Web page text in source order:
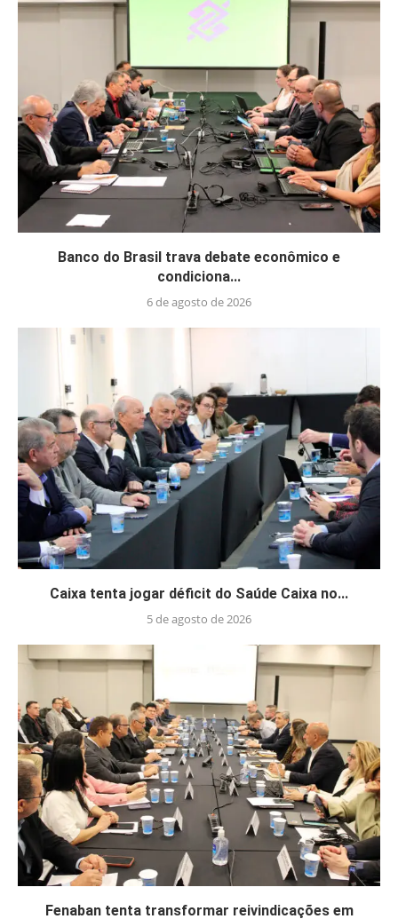
Banco do Brasil trava debate econômico e
condiciona...
6 de agosto de 2026
Caixa tenta jogar déficit do Saúde Caixa no...
5 de agosto de 2026
Fenaban tenta transformar reivindicações em